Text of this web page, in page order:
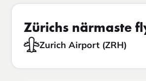
Zürichs närmaste
Zurich Airport (ZRH)